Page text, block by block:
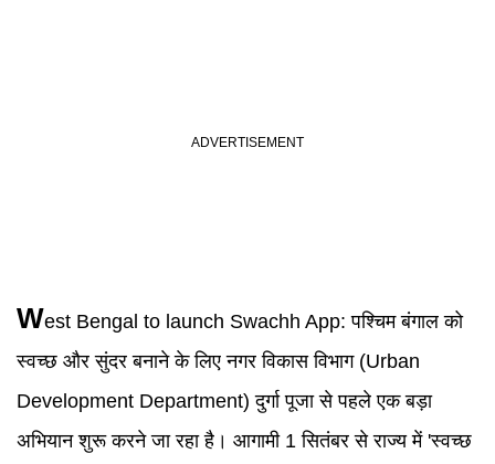
West Bengal to launch Swachh App:पश्चिम बंगाल को
स्वच्छ और सुंदर बनाने के लिए नगर विकास विभाग (Urban
Development Department) दुर्गा पूजा से पहले एक बड़ा
अभियान शुरू करने जा रहा है। आगामी 1 सितंबर से राज्य में 'स्वच्छ